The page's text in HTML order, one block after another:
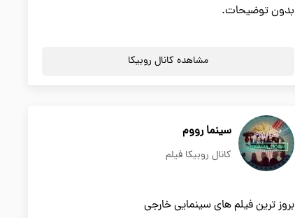
بدون توضیحات.
مشاهده کانال روبیکا
سینما رووم
کانال روبیکا فیلم
بروز ترین فیلم های سینمایی خارجی